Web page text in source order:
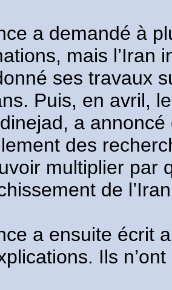
a demandé à
mais l’Iran
ses travaux
Puis, en avril,
a annoncé
des
multiplier par
de
a ensuite écrit
Ils